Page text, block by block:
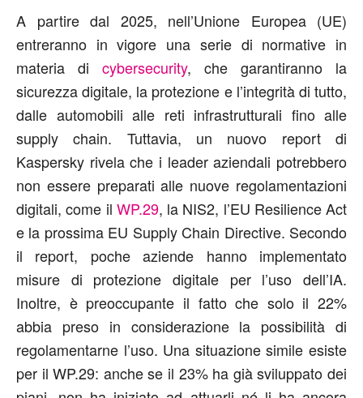
A partire dal 2025, nell’Unione Europea (UE)
entreranno in vigore una serie di normative in
materia di cybersecurity, che garantiranno la
sicurezza digitale, la protezione e l’integrità di tutto,
dalle automobili alle reti infrastrutturali fino alle
supply chain. Tuttavia, un nuovo report di
Kaspersky rivela che i leader aziendali potrebbero
non essere preparati alle nuove regolamentazioni
digitali, come il WP.29, la NIS2, l’EU Resilience Act
e la prossima EU Supply Chain Directive. Secondo
il report, poche aziende hanno implementato
misure di protezione digitale per l’uso dell’IA.
Inoltre, è preoccupante il fatto che solo il 22%
abbia preso in considerazione la possibilità di
regolamentarne l’uso. Una situazione simile esiste
per il WP.29: anche se il 23% ha già sviluppato dei